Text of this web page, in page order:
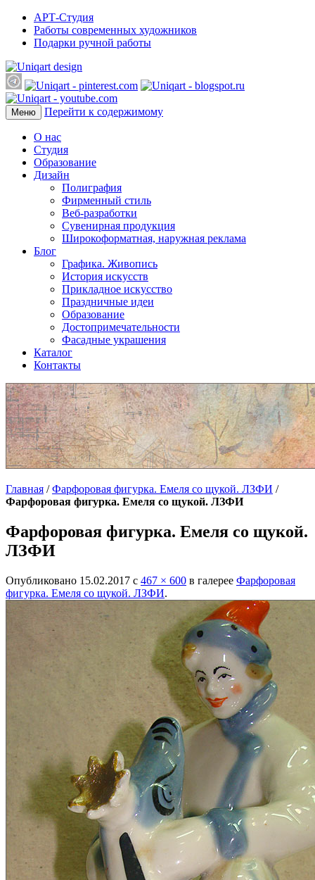
АРТ-Студия
Работы современных художников
Подарки ручной работы
Меню Перейти к содержимому
О нас
Студия
Образование
Дизайн
Полиграфия
Фирменный стиль
Веб-разработки
Сувенирная продукция
Широкоформатная, наружная реклама
Блог
Графика. Живопись
История искусств
Прикладное искусство
Праздничные идеи
Образование
Достопримечательности
Фасадные украшения
Каталог
Контакты
Главная /Фарфоровая фигурка. Емеля со щукой. ЛЗФИ /
Фарфоровая фигурка. Емеля со щукой. ЛЗФИ
Фарфоровая фигурка. Емеля со щукой.
ЛЗФИ
Опубликовано 15.02.2017 с 467 × 600 в галерее Фарфоровая
фигурка. Емеля со щукой. ЛЗФИ.